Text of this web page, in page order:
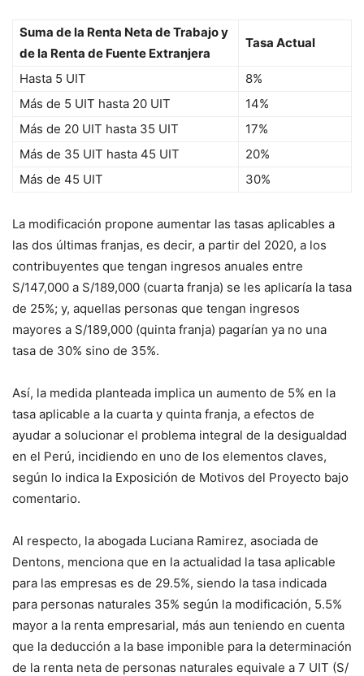
Suma de la Renta Neta de Trabajo y
de la Renta de Fuente Extranjera
Tasa Actual
Hasta 5 UIT
8%
Más de 5 UIT hasta 20 UIT
14%
Más de 20 UIT hasta 35 UIT
17%
Más de 35 UIT hasta 45 UIT
20%
Más de 45 UIT
30%
La modificación propone aumentar las tasas aplicables a
las dos últimas franjas, es decir, a partir del 2020, a los
contribuyentes que tengan ingresos anuales entre
S/147,000 a S/189,000 (cuarta franja) se les aplicaría la tasa
de 25%; y, aquellas personas que tengan ingresos
mayores a S/189,000 (quinta franja) pagarían ya no una
tasa de 30% sino de 35%.
Así, la medida planteada implica un aumento de 5% en la
tasa aplicable a la cuarta y quinta franja, a efectos de
ayudar a solucionar el problema integral de la desigualdad
en el Perú, incidiendo en uno de los elementos claves,
según lo indica la Exposición de Motivos del Proyecto bajo
comentario.
Al respecto, la abogada Luciana Ramirez, asociada de
Dentons, menciona que en la actualidad la tasa aplicable
para las empresas es de 29.5%, siendo la tasa indicada
para personas naturales 35% según la modificación, 5.5%
mayor a la renta empresarial, más aun teniendo en cuenta
que la deducción a la base imponible para la determinación
de la renta neta de personas naturales equivale a 7 UIT (S/